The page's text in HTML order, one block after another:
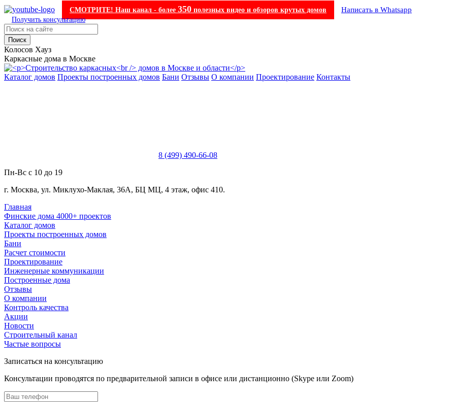
СМОТРИТЕ! Наш канал - более 350 полезных видео и обзоров крутых домов Написать в Whatsapp
Получить консультацию
Поиск
Колосов Хауз
Каркасные дома в Москве
Каталог домов Проекты построенных домов Бани Отзывы О компании Проектирование Контакты
8 (499) 490-66-08
Пн-Вс с 10 до 19
г. Москва, ул. Миклухо-Маклая, 36А, БЦ МЦ, 4 этаж, офис 410.
Главная
Финские дома 4000+ проектов
Каталог домов
Проекты построенных домов
Бани
Расчет стоимости
Проектирование
Инженерные коммуникации
Построенные дома
Отзывы
О компании
Контроль качества
Акции
Новости
Строительный канал
Частые вопросы
Записаться на консультацию
Консультации проводятся по предварительной записи в офисе или дистанционно (Skype или Zoom)